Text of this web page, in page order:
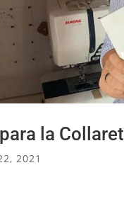
la
2021